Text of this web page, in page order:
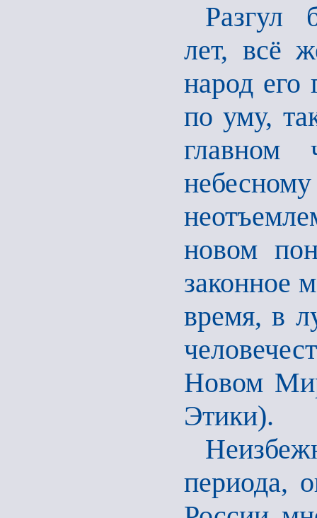
Разгул
лет, всё
народ его
по уму,
главном
новом
законное
время, в
Новом
Этики).
периода,